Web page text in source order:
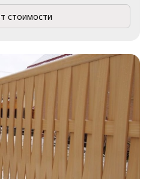
стоимости